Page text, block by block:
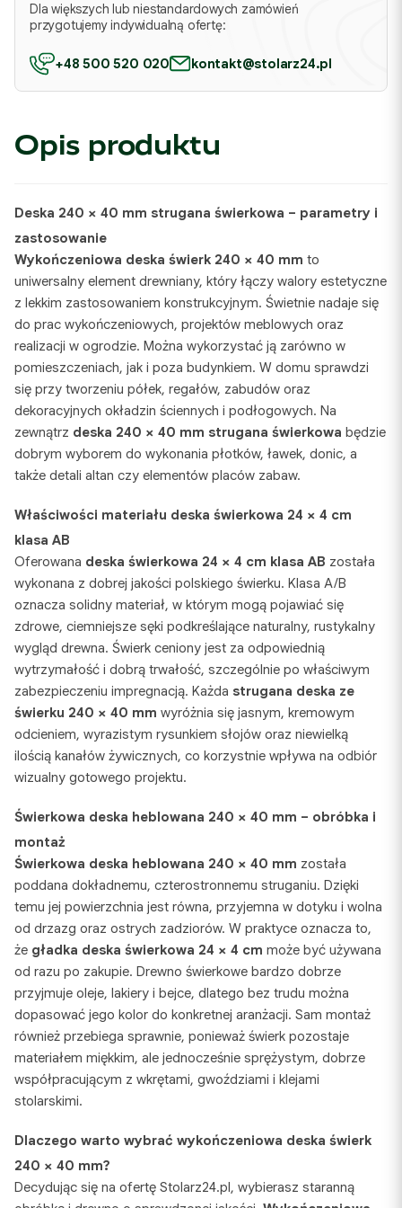
Dla większych lub niestandardowych zamówień
przygotujemy indywidualną ofertę:
+48 500 520 020 kontakt@stolarz24.pl
Opis produktu
Deska 240 × 40 mm strugana świerkowa – parametry i
zastosowanie
Wykończeniowa deska świerk 240 × 40 mm to
uniwersalny element drewniany, który łączy walory estetyczne
z lekkim zastosowaniem konstrukcyjnym. Świetnie nadaje się
do prac wykończeniowych, projektów meblowych oraz
realizacji w ogrodzie. Można wykorzystać ją zarówno w
pomieszczeniach, jak i poza budynkiem. W domu sprawdzi
się przy tworzeniu półek, regałów, zabudów oraz
dekoracyjnych okładzin ściennych i podłogowych. Na
zewnątrz deska 240 × 40 mm strugana świerkowa będzie
dobrym wyborem do wykonania płotków, ławek, donic, a
także detali altan czy elementów placów zabaw.
Właściwości materiału deska świerkowa 24 × 4 cm
klasa AB
Oferowana deska świerkowa 24 × 4 cm klasa AB została
wykonana z dobrej jakości polskiego świerku. Klasa A/B
oznacza solidny materiał, w którym mogą pojawiać się
zdrowe, ciemniejsze sęki podkreślające naturalny, rustykalny
wygląd drewna. Świerk ceniony jest za odpowiednią
wytrzymałość i dobrą trwałość, szczególnie po właściwym
zabezpieczeniu impregnacją. Każda strugana deska ze
świerku 240 × 40 mm wyróżnia się jasnym, kremowym
odcieniem, wyrazistym rysunkiem słojów oraz niewielką
ilością kanałów żywicznych, co korzystnie wpływa na odbiór
wizualny gotowego projektu.
Świerkowa deska heblowana 240 × 40 mm – obróbka i
montaż
Świerkowa deska heblowana 240 × 40 mm została
poddana dokładnemu, czterostronnemu struganiu. Dzięki
temu jej powierzchnia jest równa, przyjemna w dotyku i wolna
od drzazg oraz ostrych zadziorów. W praktyce oznacza to,
że gładka deska świerkowa 24 × 4 cm może być używana
od razu po zakupie. Drewno świerkowe bardzo dobrze
przyjmuje oleje, lakiery i bejce, dlatego bez trudu można
dopasować jego kolor do konkretnej aranżacji. Sam montaż
również przebiega sprawnie, ponieważ świerk pozostaje
materiałem miękkim, ale jednocześnie sprężystym, dobrze
współpracującym z wkrętami, gwoździami i klejami
stolarskimi.
Dlaczego warto wybrać wykończeniowa deska świerk
240 × 40 mm?
Decydując się na ofertę Stolarz24.pl, wybierasz staranną